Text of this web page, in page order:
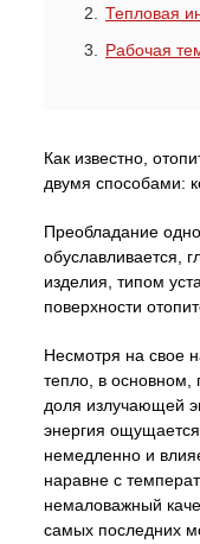
Тепловая
Рабочая
Как известно,
двумя способами:
Преобладание
обуславливается,
изделия, типом
поверхности
Несмотря на свое
тепло, в основном,
доля излучающей
энергия
немедленно и
наравне с
немаловажный
самых последних